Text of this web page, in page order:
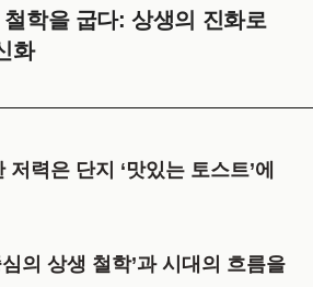
철학을 굽다: 상생의 진화로
화
력은 단지 ‘맛있는 토스트’에
심의 상생 철학’과 시대의 흐름을